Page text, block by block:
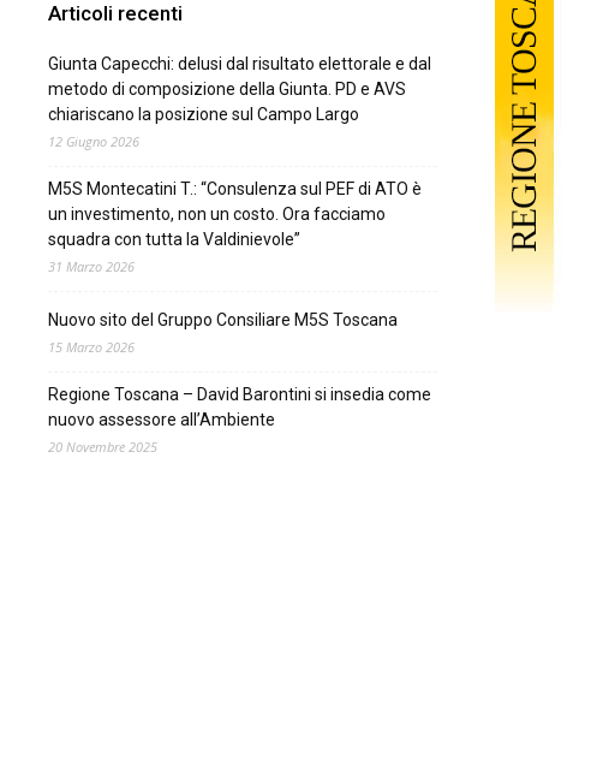
Articoli recenti
Giunta Capecchi: delusi dal risultato elettorale e dal
metodo di composizione della Giunta. PD e AVS
chiariscano la posizione sul Campo Largo
12 Giugno 2026
M5S Montecatini T.: “Consulenza sul PEF di ATO è
un investimento, non un costo. Ora facciamo
squadra con tutta la Valdinievole”
31 Marzo 2026
Nuovo sito del Gruppo Consiliare M5S Toscana
15 Marzo 2026
Regione Toscana – David Barontini si insedia come
nuovo assessore all’Ambiente
20 Novembre 2025